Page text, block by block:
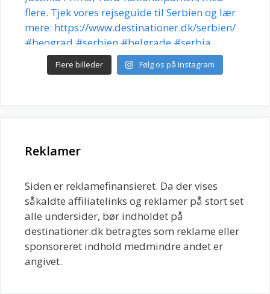
Flere billeder Følg os på Instagram
Reklamer
Siden er reklamefinansieret. Da der vises
såkaldte affiliatelinks og reklamer på stort set
alle undersider, bør indholdet på
destinationer.dk betragtes som reklame eller
sponsoreret indhold medmindre andet er
angivet.